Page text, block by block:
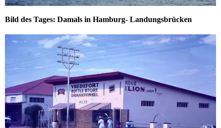
Bild des Tages: Damals in Hamburg- Landungsbrücken